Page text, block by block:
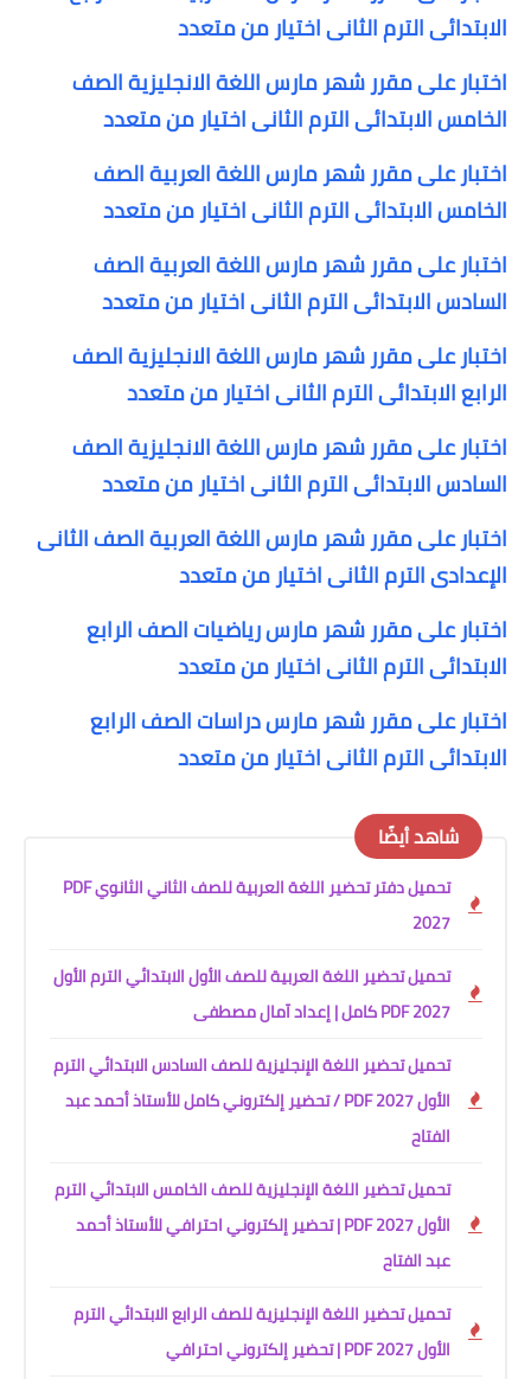
الابتدائى الترم الثانى اختيار من متعدد
اختبار على مقرر شهر مارس اللغة الانجليزية الصف
الخامس الابتدائى الترم الثانى اختيار من متعدد
اختبار على مقرر شهر مارس اللغة العربية الصف
الخامس الابتدائى الترم الثانى اختيار من متعدد
اختبار على مقرر شهر مارس اللغة العربية الصف
السادس الابتدائى الترم الثانى اختيار من متعدد
اختبار على مقرر شهر مارس اللغة الانجليزية الصف
الرابع الابتدائى الترم الثانى اختيار من متعدد
اختبار على مقرر شهر مارس اللغة الانجليزية الصف
السادس الابتدائى الترم الثانى اختيار من متعدد
اختبار على مقرر شهر مارس اللغة العربية الصف الثانى
الإعدادى الترم الثانى اختيار من متعدد
اختبار على مقرر شهر مارس رياضيات الصف الرابع
الابتدائى الترم الثانى اختيار من متعدد
اختبار على مقرر شهر مارس دراسات الصف الرابع
الابتدائى الترم الثانى اختيار من متعدد
شاهد أيضًا
تحميل دفتر تحضير اللغة العربية للصف الثاني الثانوي PDF
2027
تحميل تحضير اللغة العربية للصف الأول الابتدائي الترم الأول
2027 PDF كامل | إعداد آمال مصطفى
تحميل تحضير اللغة الإنجليزية للصف السادس الابتدائي الترم
الأول 2027 PDF / تحضير إلكتروني كامل للأستاذ أحمد عبد
الفتاح
تحميل تحضير اللغة الإنجليزية للصف الخامس الابتدائي الترم
الأول 2027 PDF | تحضير إلكتروني احترافي للأستاذ أحمد
عبد الفتاح
تحميل تحضير اللغة الإنجليزية للصف الرابع الابتدائي الترم
الأول 2027 PDF | تحضير إلكتروني احترافي